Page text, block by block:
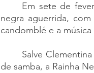
Em sete de
negra aguerrida,
candomblé e a
Salve
de samba, a Rainha